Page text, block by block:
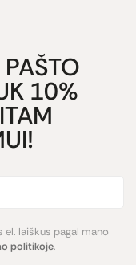
10%
el. laiškus pagal mano
politikoje.